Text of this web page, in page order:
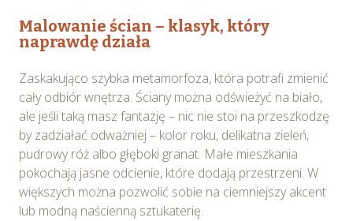
Malowanie ścian – klasyk, który
naprawdę działa
Zaskakująco szybka metamorfoza, która potrafi zmienić
cały odbiór wnętrza. Ściany można odświeżyć na biało,
ale jeśli taką masz fantazję – nic nie stoi na przeszkodzę
by zadziałać odważniej – kolor roku, delikatna zieleń,
pudrowy róż albo głęboki granat. Małe mieszkania
pokochają jasne odcienie, które dodają przestrzeni. W
większych można pozwolić sobie na ciemniejszy akcent
lub modną naścienną sztukaterię.